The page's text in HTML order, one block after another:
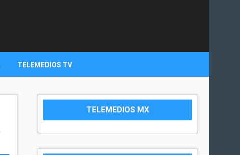
TELEMEDIOS TV
TELEMEDIOS MX